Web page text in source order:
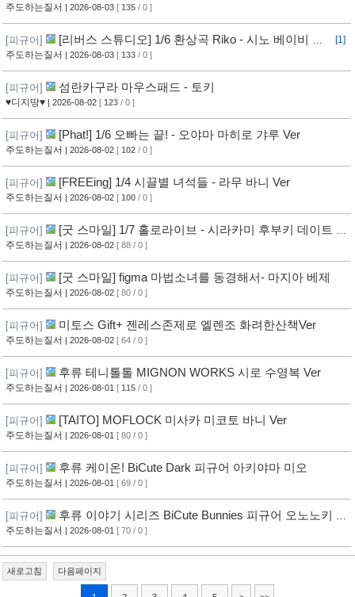
주도하는질서 | 2026-08-03 [ 135 / 0 ]
[피규어]
[리버스 스튜디오] 1/6 환상곡 Riko - 시노 베이비 보
틀 Ver
[1]
주도하는질서 | 2026-08-03 [ 133 / 0 ]
[피규어] 섬란카구라 마우스패드 - 토키
♥디지땅♥ | 2026-08-02 [ 123 / 0 ]
[피규어] [Phat!] 1/6 오빠는 끝! - 오야마 마히로 갸루 Ver
주도하는질서 | 2026-08-02 [ 102 / 0 ]
[피규어] [FREEing] 1/4 시끌별 녀석들 - 라무 바니 Ver
주도하는질서 | 2026-08-02 [ 100 / 0 ]
[피규어]
[굿 스마일] 1/7 홀로라이브 - 시라카미 후부키 데이트 스
타일 사복 의상
주도하는질서 | 2026-08-02 [ 88 / 0 ]
[피규어] [굿 스마일] figma 마법소녀를 동경해서- 마지아 베제
주도하는질서 | 2026-08-02 [ 80 / 0 ]
[피규어] 미토스 Gift+ 젠레스존제로 엘렌조 화려한산책Ver
주도하는질서 | 2026-08-02 [ 64 / 0 ]
[피규어] 후류 테니톨톨 MIGNON WORKS 시로 수영복 Ver
주도하는질서 | 2026-08-01 [ 115 / 0 ]
[피규어] [TAITO] MOFLOCK 미사카 미코토 바니 Ver
주도하는질서 | 2026-08-01 [ 80 / 0 ]
[피규어] 후류 케이온! BiCute Dark 피규어 아키야마 미오
주도하는질서 | 2026-08-01 [ 69 / 0 ]
[피규어]
후류 이야기 시리즈 BiCute Bunnies 피규어 오노노키 요
츠기
주도하는질서 | 2026-08-01 [ 70 / 0 ]
새로고침 다음페이지